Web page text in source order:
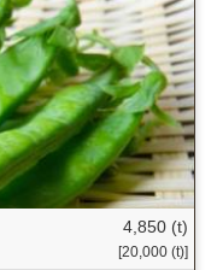
4,850 (t)
[20,000 (t)]